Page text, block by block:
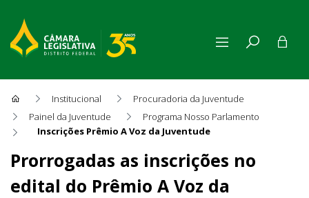
Institucional
Procuradoria da Juventude
Painel da Juventude
Programa Nosso Parlamento
Inscrições Prêmio A Voz da Juventude
Inscrições Prêmio A Voz da
Prorrogadas as inscrições no
edital do Prêmio A Voz da